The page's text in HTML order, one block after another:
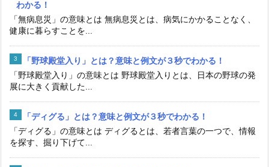
わかる！
「無病息災」の意味とは 無病息災とは、病気にかかることなく、
健康に暮らすことを...
「野球殿堂入り」とは？意味と例文が３秒でわかる！
「野球殿堂入り」の意味とは 野球殿堂入りとは、日本の野球の発
展に大きく貢献した...
「ディグる」とは？意味と例文が３秒でわかる！
「ディグる」の意味とは ディグるとは、若者言葉の一つで、情報
を探す、掘り下げて...